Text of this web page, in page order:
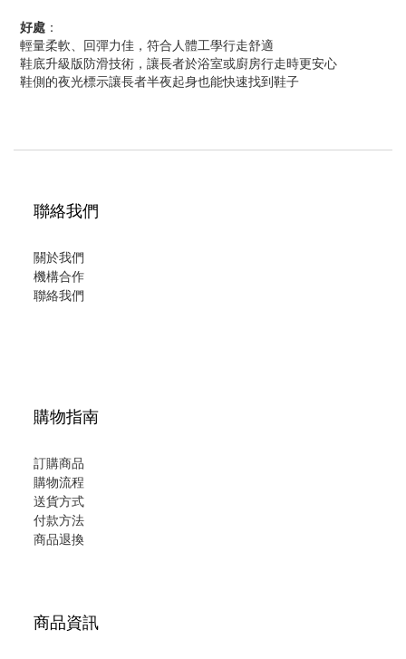
好處 ：
輕量柔軟、回彈力佳，符合人體工學行走舒適
鞋底升級版防滑技術，讓長者於浴室或廚房行走時更安心
鞋側的夜光標示讓長者半夜起身也能快速找到鞋子
聯絡我們
關於我們
機構合作
聯絡我們
購物指南
訂購商品
購物流程
送貨方式
付款方法
商品退換
商品資訊